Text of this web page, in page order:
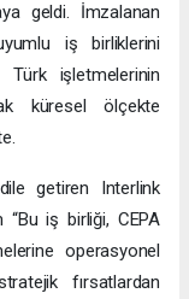
geldi. İmzalanan
iş birliklerini
Türk işletmelerinin
küresel ölçekte
getiren Interlink
“Bu iş birliği, CEPA
operasyonel
fırsatlardan